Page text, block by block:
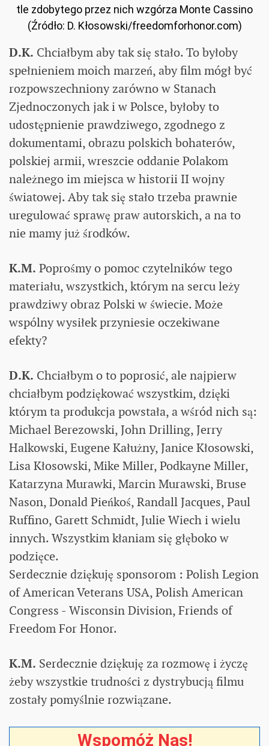
tle zdobytego przez nich wzgórza Monte Cassino
(Źródło: D. Kłosowski/freedomforhonor.com)
D.K. Chciałbym aby tak się stało. To byłoby
spełnieniem moich marzeń, aby film mógł być
rozpowszechniony zarówno w Stanach
Zjednoczonych jak i w Polsce, byłoby to
udostępnienie prawdziwego, zgodnego z
dokumentami, obrazu polskich bohaterów,
polskiej armii, wreszcie oddanie Polakom
należnego im miejsca w historii II wojny
światowej. Aby tak się stało trzeba prawnie
uregulować sprawę praw autorskich, a na to
nie mamy już środków.
K.M. Poprośmy o pomoc czytelników tego
materiału, wszystkich, którym na sercu leży
prawdziwy obraz Polski w świecie. Może
wspólny wysiłek przyniesie oczekiwane
efekty?
D.K. Chciałbym o to poprosić, ale najpierw
chciałbym podziękować wszystkim, dzięki
którym ta produkcja powstała, a wśród nich są:
Michael Berezowski, John Drilling, Jerry
Halkowski, Eugene Kałużny, Janice Kłosowski,
Lisa Kłosowski, Mike Miller, Podkayne Miller,
Katarzyna Murawki, Marcin Murawski, Bruse
Nason, Donald Pieńkoś, Randall Jacques, Paul
Ruffino, Garett Schmidt, Julie Wiech i wielu
innych. Wszystkim kłaniam się głęboko w
podzięce.
Serdecznie dziękuję sponsorom : Polish Legion
of American Veterans USA, Polish American
Congress - Wisconsin Division, Friends of
Freedom For Honor.
K.M. Serdecznie dziękuję za rozmowę i życzę
żeby wszystkie trudności z dystrybucją filmu
zostały pomyślnie rozwiązane.
Wspomóż Nas!